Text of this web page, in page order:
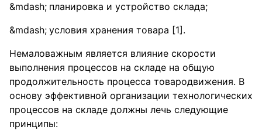
планировка и устройство склада;
условия хранения товара [1].
Немаловажным является влияние скорости
выполнения процессов на складе на общую
продолжительность процесса товародвижения. В
основу эффективной организации технологических
процессов на складе должны лечь следующие
принципы: